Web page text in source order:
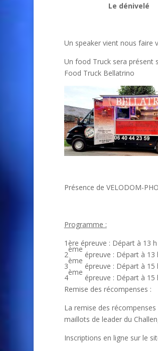
Le dénivelé
Un speaker vient nous faire
Un food Truck sera présent
Food Truck Bellatrino
Présence de VELODOM-
Programme :
1ère épreuve :
2
ème
épreuve :
3
ème
épreuve :
4
ème
épreuve :
Remise des récompenses :
La remise des
maillots de leader du
Inscriptions en ligne sur le